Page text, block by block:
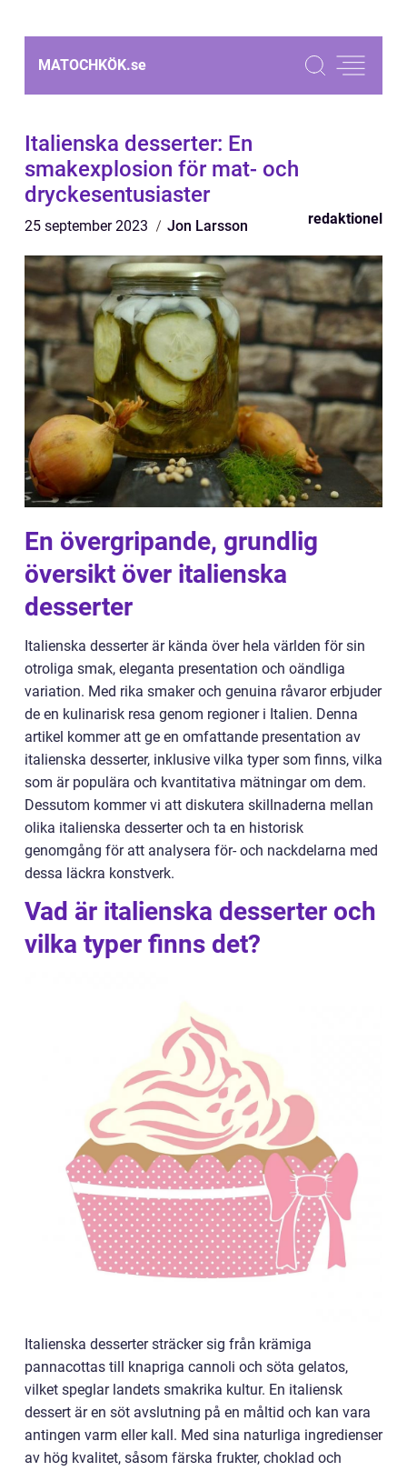
MATOCHKÖK.se
Italienska desserter: En
smakexplosion för mat- och
dryckesentusiaster
25 september 2023 Jon Larsson redaktionel
En övergripande, grundlig
översikt över italienska
desserter
Italienska desserter är kända över hela världen för sin
otroliga smak, eleganta presentation och oändliga
variation. Med rika smaker och genuina råvaror erbjuder
de en kulinarisk resa genom regioner i Italien. Denna
artikel kommer att ge en omfattande presentation av
italienska desserter, inklusive vilka typer som finns, vilka
som är populära och kvantitativa mätningar om dem.
Dessutom kommer vi att diskutera skillnaderna mellan
olika italienska desserter och ta en historisk
genomgång för att analysera för- och nackdelarna med
dessa läckra konstverk.
Vad är italienska desserter och
vilka typer finns det?
Italienska desserter sträcker sig från krämiga
pannacottas till knapriga cannoli och söta gelatos,
vilket speglar landets smakrika kultur. En italiensk
dessert är en söt avslutning på en måltid och kan vara
antingen varm eller kall. Med sina naturliga ingredienser
av hög kvalitet, såsom färska frukter, choklad och